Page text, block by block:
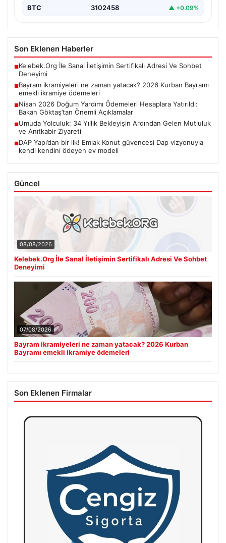
BTC 3102458 ▲ +0.09%
Son Eklenen Haberler
■Kelebek.Org İle Sanal İletişimin Sertifikalı Adresi Ve Sohbet
Deneyimi
■Bayram ikramiyeleri ne zaman yatacak? 2026 Kurban Bayramı
emekli ikramiye ödemeleri
■Nisan 2026 Doğum Yardımı Ödemeleri Hesaplara Yatırıldı:
Bakan Göktaş’tan Önemli Açıklamalar
■Umuda Yolculuk: 34 Yıllık Bekleyişin Ardından Gelen Mutluluk
ve Anıtkabir Ziyareti
■DAP Yapı’dan bir ilk! Emlak Konut güvencesi Dap vizyonuyla
kendi kendini ödeyen ev modeli
Güncel
08/08/2026
Kelebek.Org İle Sanal İletişimin Sertifikalı Adresi Ve Sohbet
Deneyimi
07/08/2026
Bayram ikramiyeleri ne zaman yatacak? 2026 Kurban
Bayramı emekli ikramiye ödemeleri
Son Eklenen Firmalar